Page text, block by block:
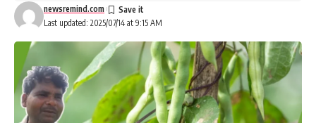
Last updated: 2025/07/14 at 9:15 AM
newsremind.com